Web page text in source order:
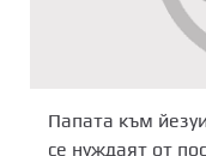
Папата към
се нуждаят от